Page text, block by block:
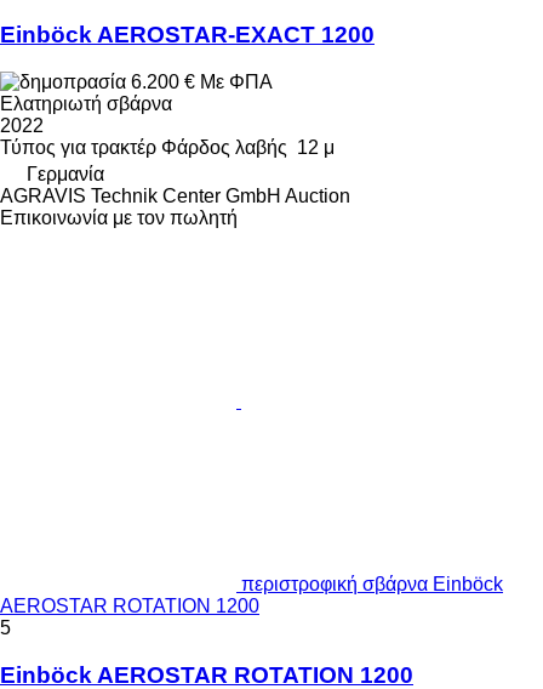
Einböck AEROSTAR-EXACT 1200
6.200 € Με ΦΠΑ
Ελατηριωτή σβάρνα
2022
Τύπος για τρακτέρ Φάρδος λαβής 12 μ
Γερμανία
AGRAVIS Technik Center GmbH Auction
Επικοινωνία με τον πωλητή
περιστροφική σβάρνα Einböck
AEROSTAR ROTATION 1200
5
Einböck AEROSTAR ROTATION 1200